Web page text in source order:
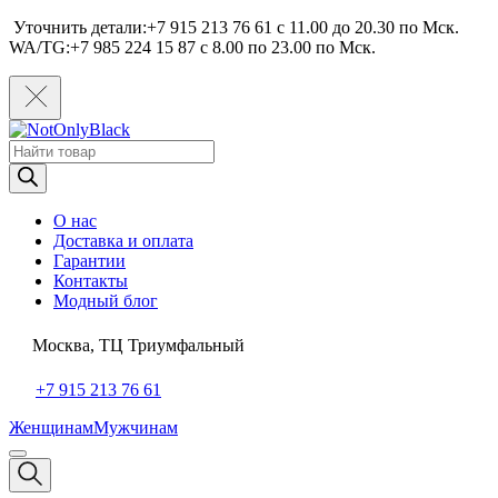
Уточнить детали:+7 915 213 76 61 c 11.00 до 20.30 по Мcк.
WA/TG:+7 985 224 15 87 c 8.00 по 23.00 по Мcк.
Поиск
товаров
О нас
Доставка и оплата
Гарантии
Контакты
Модный блог
Москва, ТЦ Триумфальный
+7 915 213 76 61
ЖенщинамМужчинам